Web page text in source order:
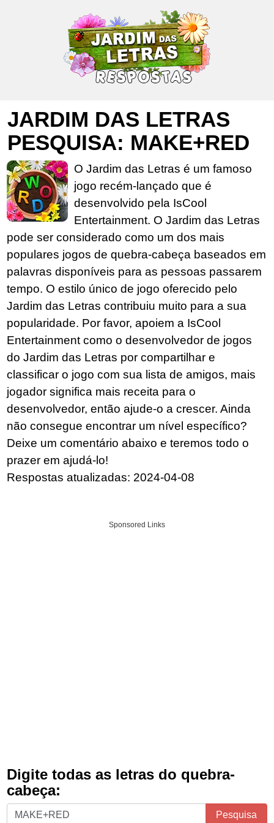
JARDIM DAS LETRAS
PESQUISA: MAKE+RED
O Jardim das Letras é um famoso
jogo recém-lançado que é
desenvolvido pela IsCool
Entertainment. O Jardim das Letras
pode ser considerado como um dos mais
populares jogos de quebra-cabeça baseados em
palavras disponíveis para as pessoas passarem
tempo. O estilo único de jogo oferecido pelo
Jardim das Letras contribuiu muito para a sua
popularidade. Por favor, apoiem a IsCool
Entertainment como o desenvolvedor de jogos
do Jardim das Letras por compartilhar e
classificar o jogo com sua lista de amigos, mais
jogador significa mais receita para o
desenvolvedor, então ajude-o a crescer. Ainda
não consegue encontrar um nível específico?
Deixe um comentário abaixo e teremos todo o
prazer em ajudá-lo!
Respostas atualizadas: 2024-04-08
Sponsored Links
Digite todas as letras do quebra-
cabeça:
Digite
Pesquisa